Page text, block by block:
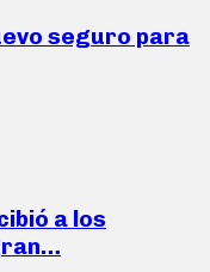
seguro para
a los